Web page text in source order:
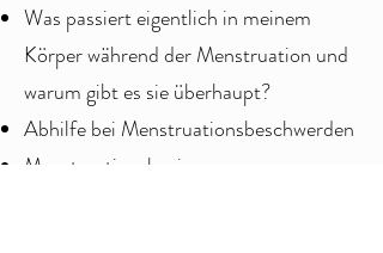
Was passiert eigentlich in meinem
Körper während der Menstruation und
warum gibt es sie überhaupt?
Abhilfe bei Menstruationsbeschwerden
Menstruationshygiene